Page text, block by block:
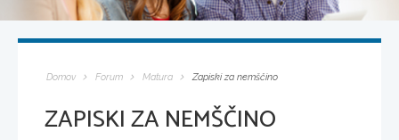
Domov Forum Matura Zapiski za nemščino
ZAPISKI ZA NEMŠČINO